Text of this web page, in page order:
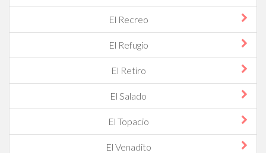
El Recreo
El Refugio
El Retiro
El Salado
El Topacio
El Venadito